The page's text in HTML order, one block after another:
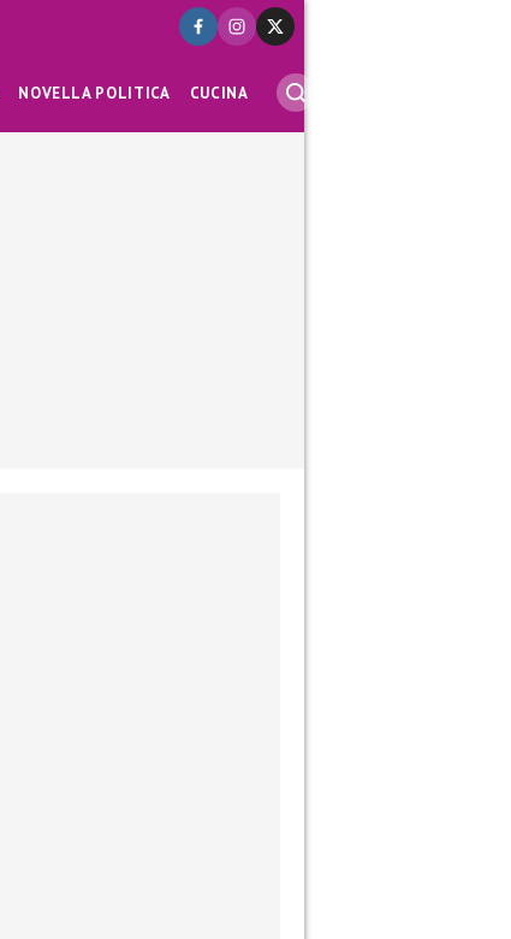
NOVELLA POLITICA CUCINA